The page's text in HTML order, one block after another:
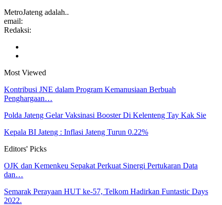
MetroJateng adalah..
email:
Redaksi:
Most Viewed
Kontribusi JNE dalam Program Kemanusiaan Berbuah
Penghargaan…
Polda Jateng Gelar Vaksinasi Booster Di Kelenteng Tay Kak Sie
Kepala BI Jateng : Inflasi Jateng Turun 0.22%
Editors' Picks
OJK dan Kemenkeu Sepakat Perkuat Sinergi Pertukaran Data
dan…
Semarak Perayaan HUT ke-57, Telkom Hadirkan Funtastic Days
2022.